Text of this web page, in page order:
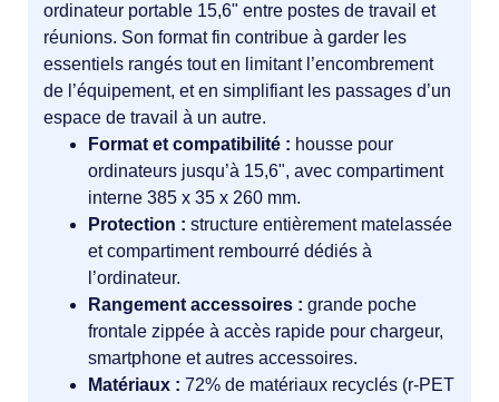
ordinateur portable 15,6" entre postes de travail et
réunions. Son format fin contribue à garder les
essentiels rangés tout en limitant l’encombrement
de l’équipement, et en simplifiant les passages d’un
espace de travail à un autre.
Format et compatibilité : housse pour
ordinateurs jusqu’à 15,6", avec compartiment
interne 385 x 35 x 260 mm.
Protection : structure entièrement matelassée
et compartiment rembourré dédiés à
l’ordinateur.
Rangement accessoires : grande poche
frontale zippée à accès rapide pour chargeur,
smartphone et autres accessoires.
Matériaux : 72% de matériaux recyclés (r-PET